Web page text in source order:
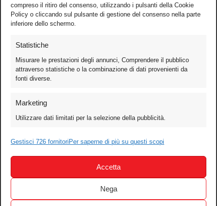
compreso il ritiro del consenso, utilizzando i pulsanti della Cookie
Policy o cliccando sul pulsante di gestione del consenso nella parte
inferiore dello schermo.
Statistiche
Misurare le prestazioni degli annunci, Comprendere il pubblico
attraverso statistiche o la combinazione di dati provenienti da
fonti diverse.
Marketing
Utilizzare dati limitati per la selezione della pubblicità.
Gestisci 726 fornitori Per saperne di più su questi scopi
Accetta
Nega
Games
Test
Audio